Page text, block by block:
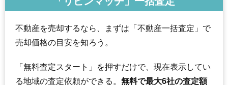
不動産を売却するなら、まずは「不動産一括査定」で
売却価格の目安を知ろう。
「無料査定スタート」を押すだけで、現在表示してい
る地域の査定依頼ができる。 無料で最大6社の査定額